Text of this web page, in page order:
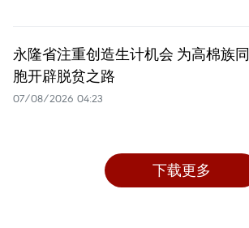
永隆省注重创造生计机会 为高棉族同
胞开辟脱贫之路
07/08/2026 04:23
下载更多